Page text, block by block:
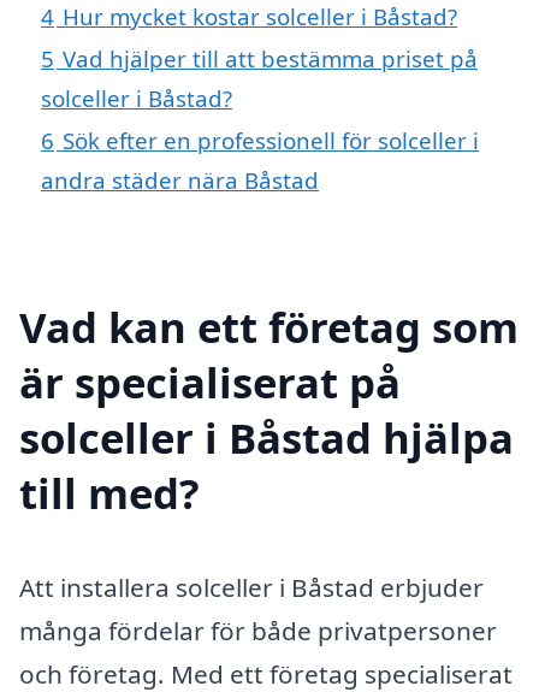
4 Hur mycket kostar solceller i Båstad?
5 Vad hjälper till att bestämma priset på
solceller i Båstad?
6 Sök efter en professionell för solceller i
andra städer nära Båstad
Vad kan ett företag som
är specialiserat på
solceller i Båstad hjälpa
till med?
Att installera solceller i Båstad erbjuder
många fördelar för både privatpersoner
och företag. Med ett företag specialiserat